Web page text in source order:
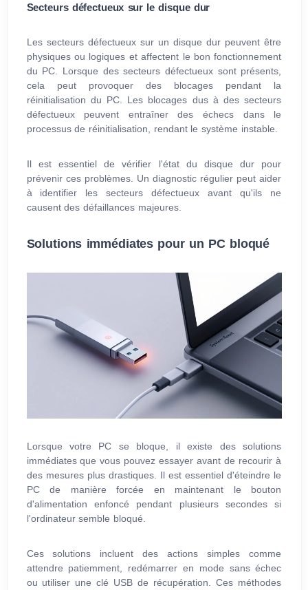
Secteurs défectueux sur le disque dur
Les secteurs défectueux sur un disque dur peuvent être
physiques ou logiques et affectent le bon fonctionnement
du PC. Lorsque des secteurs défectueux sont présents,
cela peut provoquer des blocages pendant la
réinitialisation du PC. Les blocages dus à des secteurs
défectueux peuvent entraîner des échecs dans le
processus de réinitialisation, rendant le système instable.
Il est essentiel de vérifier l'état du disque dur pour
prévenir ces problèmes. Un diagnostic régulier peut aider
à identifier les secteurs défectueux avant qu'ils ne
causent des défaillances majeures.
Solutions immédiates pour un PC bloqué
Lorsque votre PC se bloque, il existe des solutions
immédiates que vous pouvez essayer avant de recourir à
des mesures plus drastiques. Il est essentiel d'éteindre le
PC de manière forcée en maintenant le bouton
d'alimentation enfoncé pendant plusieurs secondes si
l'ordinateur semble bloqué.
Ces solutions incluent des actions simples comme
attendre patiemment, redémarrer en mode sans échec
ou utiliser une clé USB de récupération. Ces méthodes